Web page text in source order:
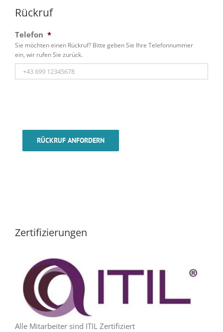
Rückruf
Telefon *
Sie möchten einen Rückruf? Bitte geben Sie Ihre Telefonnummer
ein, wir rufen Sie zurück.
RÜCKRUF ANFORDERN
Zertifizierungen
Alle Mitarbeiter sind ITIL Zertifiziert